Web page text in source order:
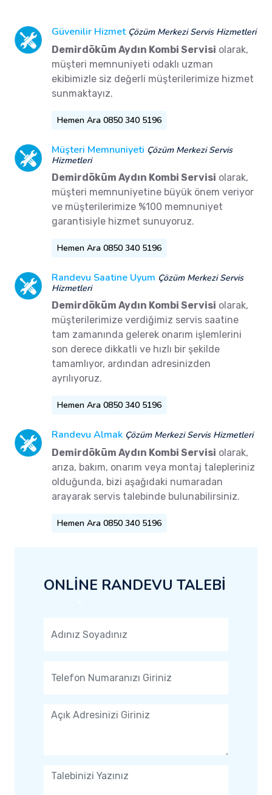
Güvenilir Hizmet Çözüm Merkezi Servis Hizmetleri
Demirdöküm Aydın Kombi Servisi olarak,
müşteri memnuniyeti odaklı uzman
ekibimizle siz değerli müşterilerimize hizmet
sunmaktayız.
Hemen Ara 0850 340 5196
Müşteri Memnuniyeti Çözüm Merkezi Servis
Hizmetleri
Demirdöküm Aydın Kombi Servisi olarak,
müşteri memnuniyetine büyük önem veriyor
ve müşterilerimize %100 memnuniyet
garantisiyle hizmet sunuyoruz.
Hemen Ara 0850 340 5196
Randevu Saatine Uyum Çözüm Merkezi Servis
Hizmetleri
Demirdöküm Aydın Kombi Servisi olarak,
müşterilerimize verdiğimiz servis saatine
tam zamanında gelerek onarım işlemlerini
son derece dikkatli ve hızlı bir şekilde
tamamlıyor, ardından adresinizden
ayrılıyoruz.
Hemen Ara 0850 340 5196
Randevu Almak Çözüm Merkezi Servis Hizmetleri
Demirdöküm Aydın Kombi Servisi olarak,
arıza, bakım, onarım veya montaj talepleriniz
olduğunda, bizi aşağıdaki numaradan
arayarak servis talebinde bulunabilirsiniz.
Hemen Ara 0850 340 5196
ONLİNE RANDEVU TALEBİ